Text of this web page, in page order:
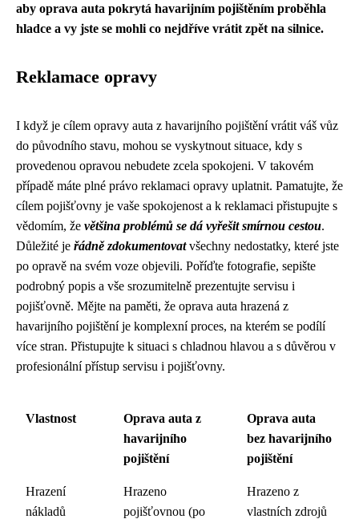
aby oprava auta pokrytá havarijním pojištěním proběhla
hladce a vy jste se mohli co nejdříve vrátit zpět na silnice.
Reklamace opravy
I když je cílem opravy auta z havarijního pojištění vrátit váš vůz
do původního stavu, mohou se vyskytnout situace, kdy s
provedenou opravou nebudete zcela spokojeni. V takovém
případě máte plné právo reklamaci opravy uplatnit. Pamatujte, že
cílem pojišťovny je vaše spokojenost a k reklamaci přistupujte s
vědomím, že většina problémů se dá vyřešit smírnou cestou.
Důležité je řádně zdokumentovatvšechny nedostatky, které jste
po opravě na svém voze objevili. Poříďte fotografie, sepište
podrobný popis a vše srozumitelně prezentujte servisu i
pojišťovně. Mějte na paměti, že oprava auta hrazená z
havarijního pojištění je komplexní proces, na kterém se podílí
více stran. Přistupujte k situaci s chladnou hlavou a s důvěrou v
profesionální přístup servisu i pojišťovny.
Vlastnost
Oprava auta z
havarijního
pojištění
Oprava auta
bez havarijního
pojištění
Hrazení
nákladů
Hrazeno
pojišťovnou (po
Hrazeno z
vlastních zdrojů